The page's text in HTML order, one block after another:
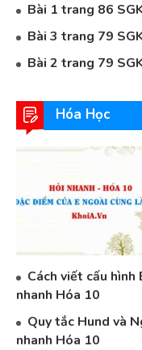
Bài 1 trang 86
Bài 3 trang 79
Bài 2 trang 79
Hóa Học
Cách viết cấu
nhanh Hóa 10
Quy tắc Hund và
nhanh Hóa 10